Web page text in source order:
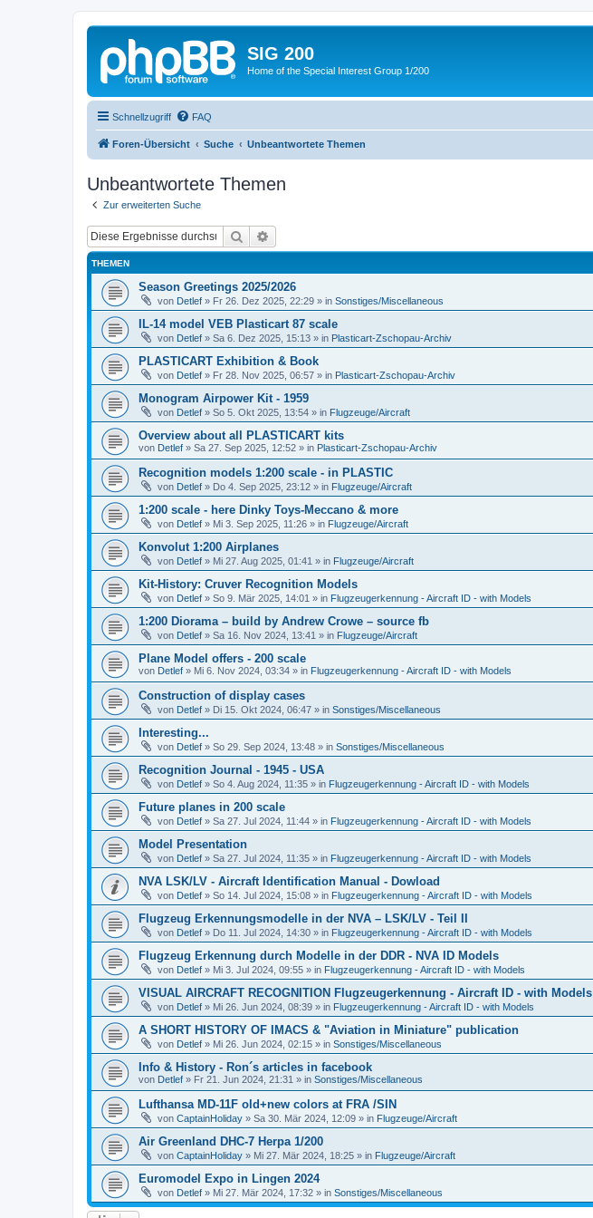
SIG 200
Home of the Special Interest Group 1/200
Schnellzugriff FAQ
Foren-Übersicht Suche Unbeantwortete Themen
Unbeantwortete Themen
Zur erweiterten Suche
Suche
THEMEN
Season Greetings 2025/2026
von Detlef » Fr 26. Dez 2025, 22:29 » in Sonstiges/Miscellaneous
IL-14 model VEB Plasticart 87 scale
von Detlef » Sa 6. Dez 2025, 15:13 » in Plasticart-Zschopau-Archiv
PLASTICART Exhibition & Book
von Detlef » Fr 28. Nov 2025, 06:57 » in Plasticart-Zschopau-Archiv
Monogram Airpower Kit - 1959
von Detlef » So 5. Okt 2025, 13:54 » in Flugzeuge/Aircraft
Overview about all PLASTICART kits
von Detlef » Sa 27. Sep 2025, 12:52 » in Plasticart-Zschopau-Archiv
Recognition models 1:200 scale - in PLASTIC
von Detlef » Do 4. Sep 2025, 23:12 » in Flugzeuge/Aircraft
1:200 scale - here Dinky Toys-Meccano & more
von Detlef » Mi 3. Sep 2025, 11:26 » in Flugzeuge/Aircraft
Konvolut 1:200 Airplanes
von Detlef » Mi 27. Aug 2025, 01:41 » in Flugzeuge/Aircraft
Kit-History: Cruver Recognition Models
von Detlef » So 9. Mär 2025, 14:01 » in Flugzeugerkennung - Aircraft ID - with Models
1:200 Diorama – build by Andrew Crowe – source fb
von Detlef » Sa 16. Nov 2024, 13:41 » in Flugzeuge/Aircraft
Plane Model offers - 200 scale
von Detlef » Mi 6. Nov 2024, 03:34 » in Flugzeugerkennung - Aircraft ID - with Models
Construction of display cases
von Detlef » Di 15. Okt 2024, 06:47 » in Sonstiges/Miscellaneous
Interesting...
von Detlef » So 29. Sep 2024, 13:48 » in Sonstiges/Miscellaneous
Recognition Journal - 1945 - USA
von Detlef » So 4. Aug 2024, 11:35 » in Flugzeugerkennung - Aircraft ID - with Models
Future planes in 200 scale
von Detlef » Sa 27. Jul 2024, 11:44 » in Flugzeugerkennung - Aircraft ID - with Models
Model Presentation
von Detlef » Sa 27. Jul 2024, 11:35 » in Flugzeugerkennung - Aircraft ID - with Models
NVA LSK/LV - Aircraft Identification Manual - Dowload
von Detlef » So 14. Jul 2024, 15:08 » in Flugzeugerkennung - Aircraft ID - with Models
Flugzeug Erkennungsmodelle in der NVA – LSK/LV - Teil II
von Detlef » Do 11. Jul 2024, 14:30 » in Flugzeugerkennung - Aircraft ID - with Models
Flugzeug Erkennung durch Modelle in der DDR - NVA ID Models
von Detlef » Mi 3. Jul 2024, 09:55 » in Flugzeugerkennung - Aircraft ID - with Models
VISUAL AIRCRAFT RECOGNITION Flugzeugerkennung - Aircraft ID - with Models
von Detlef » Mi 26. Jun 2024, 08:39 » in Flugzeugerkennung - Aircraft ID - with Models
A SHORT HISTORY OF IMACS & "Aviation in Miniature" publication
von Detlef » Mi 26. Jun 2024, 02:15 » in Sonstiges/Miscellaneous
Info & History - Ron´s articles in facebook
von Detlef » Fr 21. Jun 2024, 21:31 » in Sonstiges/Miscellaneous
Lufthansa MD-11F old+new colors at FRA /SIN
von CaptainHoliday » Sa 30. Mär 2024, 12:09 » in Flugzeuge/Aircraft
Air Greenland DHC-7 Herpa 1/200
von CaptainHoliday » Mi 27. Mär 2024, 18:25 » in Flugzeuge/Aircraft
Euromodel Expo in Lingen 2024
von Detlef » Mi 27. Mär 2024, 17:32 » in Sonstiges/Miscellaneous